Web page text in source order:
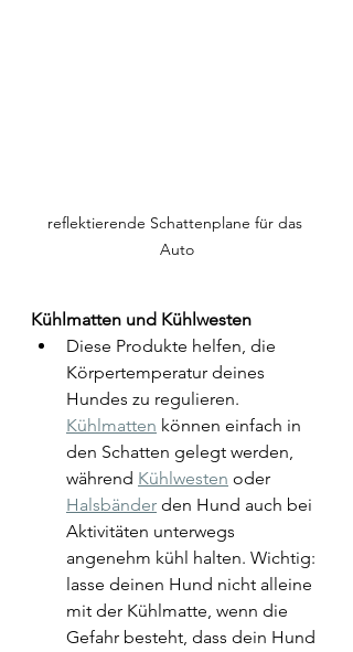
reflektierende Schattenplane für das
Auto
Kühlmatten und Kühlwesten
Diese Produkte helfen, die
Körpertemperatur deines
Hundes zu regulieren.
Kühlmatten können einfach in
den Schatten gelegt werden,
während Kühlwesten oder
Halsbänder den Hund auch bei
Aktivitäten unterwegs
angenehm kühl halten. Wichtig:
lasse deinen Hund nicht alleine
mit der Kühlmatte, wenn die
Gefahr besteht, dass dein Hund